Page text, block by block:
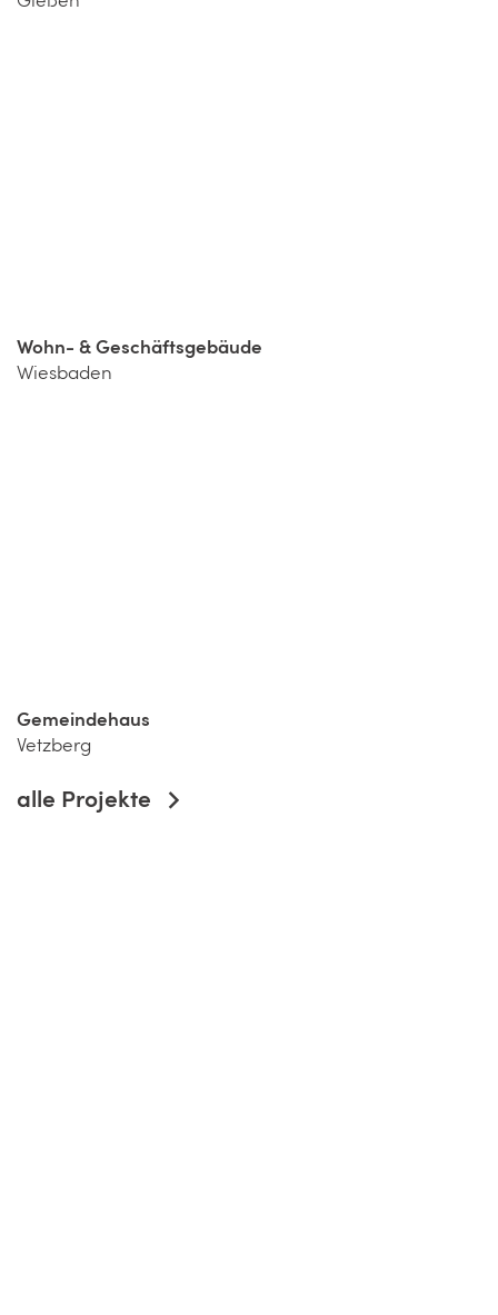
Wohn- & Geschäftsgebäude
Wiesbaden
Gemeindehaus
Vetzberg
alle Projekte